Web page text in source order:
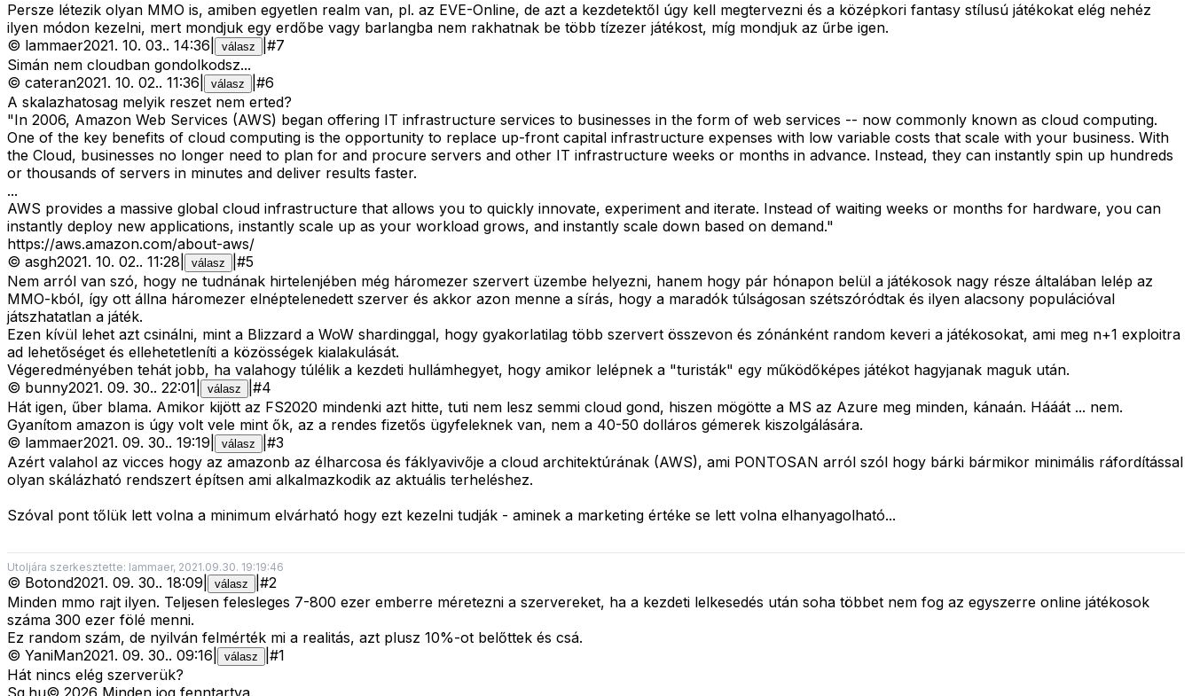
Persze létezik olyan MMO is, amiben egyetlen realm van, pl. az EVE-Online, de azt a kezdetektől úgy kell megtervezni és a középkori fantasy stílusú játékokat elég nehéz
ilyen módon kezelni, mert mondjuk egy erdőbe vagy barlangba nem rakhatnak be több tízezer játékost, míg mondjuk az űrbe igen.
© lammaer2021. 10. 03.. 14:36 válasz #7
Simán nem cloudban gondolkodsz...
© cateran2021. 10. 02.. 11:36 válasz #6
A skalazhatosag melyik reszet nem erted?
"In 2006, Amazon Web Services (AWS) began offering IT infrastructure services to businesses in the form of web services -- now commonly known as cloud computing.
One of the key benefits of cloud computing is the opportunity to replace up-front capital infrastructure expenses with low variable costs that scale with your business. With
the Cloud, businesses no longer need to plan for and procure servers and other IT infrastructure weeks or months in advance. Instead, they can instantly spin up hundreds
or thousands of servers in minutes and deliver results faster.
...
AWS provides a massive global cloud infrastructure that allows you to quickly innovate, experiment and iterate. Instead of waiting weeks or months for hardware, you can
instantly deploy new applications, instantly scale up as your workload grows, and instantly scale down based on demand."
https://aws.amazon.com/about-aws/
© asgh2021. 10. 02.. 11:28 válasz #5
Nem arról van szó, hogy ne tudnának hirtelenjében még háromezer szervert üzembe helyezni, hanem hogy pár hónapon belül a játékosok nagy része általában lelép az
MMO-kból, így ott állna háromezer elnéptelenedett szerver és akkor azon menne a sírás, hogy a maradók túlságosan szétszóródtak és ilyen alacsony populációval
játszhatatlan a játék.
Ezen kívül lehet azt csinálni, mint a Blizzard a WoW shardinggal, hogy gyakorlatilag több szervert összevon és zónánként random keveri a játékosokat, ami meg n+1 exploitra
ad lehetőséget és ellehetetleníti a közösségek kialakulását.
Végeredményében tehát jobb, ha valahogy túlélik a kezdeti hullámhegyet, hogy amikor lelépnek a "turisták" egy működőképes játékot hagyjanak maguk után.
© bunny2021. 09. 30.. 22:01 válasz #4
Hát igen, űber blama. Amikor kijött az FS2020 mindenki azt hitte, tuti nem lesz semmi cloud gond, hiszen mögötte a MS az Azure meg minden, kánaán. Hááát ... nem.
Gyanítom amazon is úgy volt vele mint ők, az a rendes fizetős ügyfeleknek van, nem a 40-50 dolláros gémerek kiszolgálására.
© lammaer2021. 09. 30.. 19:19 válasz #3
Azért valahol az vicces hogy az amazonb az élharcosa és fáklyavivője a cloud architektúrának (AWS), ami PONTOSAN arról szól hogy bárki bármikor minimális ráfordítással
olyan skálázható rendszert építsen ami alkalmazkodik az aktuális terheléshez.
Szóval pont tőlük lett volna a minimum elvárható hogy ezt kezelni tudják - aminek a marketing értéke se lett volna elhanyagolható...
Utoljára szerkesztette: lammaer, 2021.09.30. 19:19:46
© Botond2021. 09. 30.. 18:09 válasz #2
Minden mmo rajt ilyen. Teljesen felesleges 7-800 ezer emberre méretezni a szervereket, ha a kezdeti lelkesedés után soha többet nem fog az egyszerre online játékosok
száma 300 ezer fölé menni.
Ez random szám, de nyilván felmérték mi a realitás, azt plusz 10%-ot belőttek és csá.
© YaniMan2021. 09. 30.. 09:16 válasz #1
Hát nincs elég szerverük?